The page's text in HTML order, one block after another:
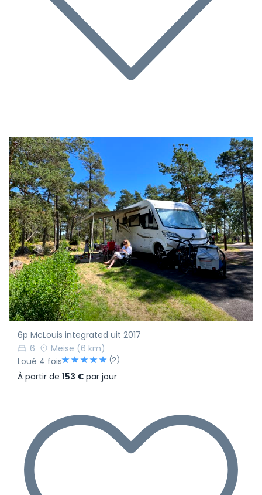
6p McLouis integrated uit 2017
6
Meise (6 km)
Loué 4 fois
(2)
À partir de 153 €par jour